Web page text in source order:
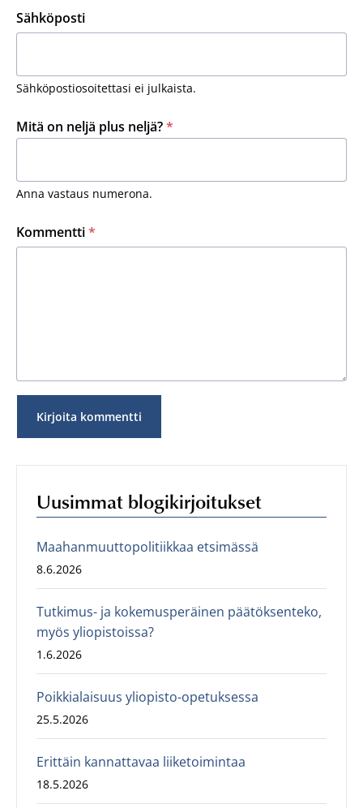
Sähköposti
Sähköpostiosoitettasi ei julkaista.
Mitä on neljä plus neljä?*
Anna vastaus numerona.
Kommentti*
Uusimmat blogikirjoitukset
Maahanmuuttopolitiikkaa etsimässä
8.6.2026
Tutkimus- ja kokemusperäinen päätöksenteko,
myös yliopistoissa?
1.6.2026
Poikkialaisuus yliopisto-opetuksessa
25.5.2026
Erittäin kannattavaa liiketoimintaa
18.5.2026